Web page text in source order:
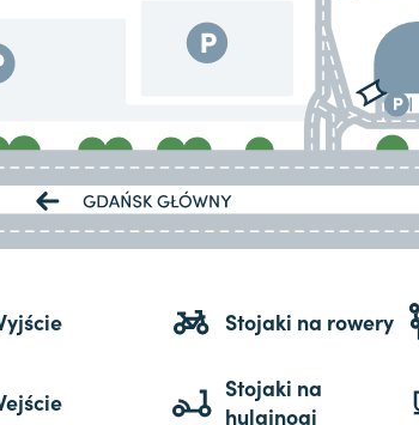
Stojaki na rowery
Stojaki na
hulajnogi